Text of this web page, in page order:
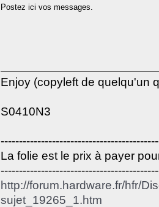
Postez ici vos messages.
Enjoy (copyleft de quelqu'un
S0410N3
La folie est le prix à payer
http://forum.hardware.fr/hfr/
sujet_19265_1.htm